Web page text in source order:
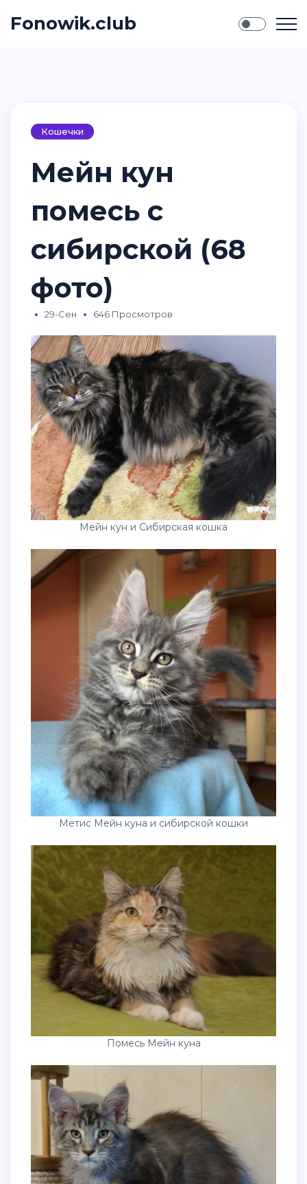
Fonowik.club
Кошечки
Мейн кун
помесь с
сибирской (68
фото)
29-Сен 646 Просмотров
Мейн кун и Сибирская кошка
Метис Мейн куна и сибирской кошки
Помесь Мейн куна